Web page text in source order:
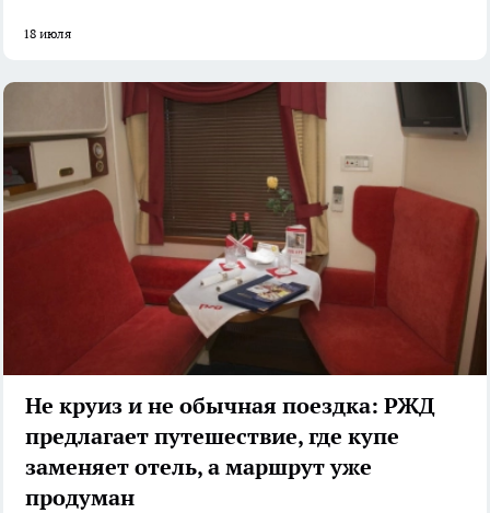
18 июля
Не круиз и не обычная поездка: РЖД
предлагает путешествие, где купе
заменяет отель, а маршрут уже
продуман